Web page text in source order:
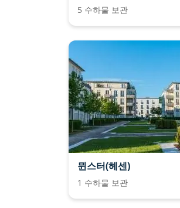
5 수하물 보관
뮌스터(헤센)
1 수하물 보관